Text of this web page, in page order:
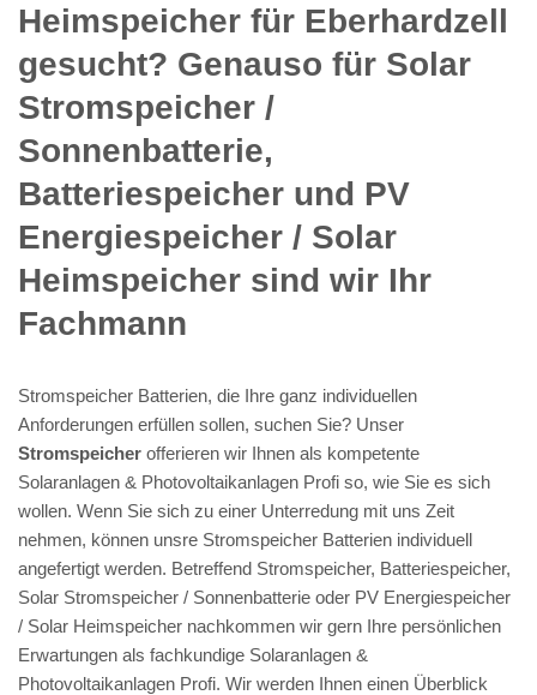
Heimspeicher für Eberhardzell
gesucht? Genauso für Solar
Stromspeicher /
Sonnenbatterie,
Batteriespeicher und PV
Energiespeicher / Solar
Heimspeicher sind wir Ihr
Fachmann
Stromspeicher Batterien, die Ihre ganz individuellen
Anforderungen erfüllen sollen, suchen Sie? Unser
Stromspeicher offerieren wir Ihnen als kompetente
Solaranlagen & Photovoltaikanlagen Profi so, wie Sie es sich
wollen. Wenn Sie sich zu einer Unterredung mit uns Zeit
nehmen, können unsre Stromspeicher Batterien individuell
angefertigt werden. Betreffend Stromspeicher, Batteriespeicher,
Solar Stromspeicher / Sonnenbatterie oder PV Energiespeicher
/ Solar Heimspeicher nachkommen wir gern Ihre persönlichen
Erwartungen als fachkundige Solaranlagen &
Photovoltaikanlagen Profi. Wir werden Ihnen einen Überblick